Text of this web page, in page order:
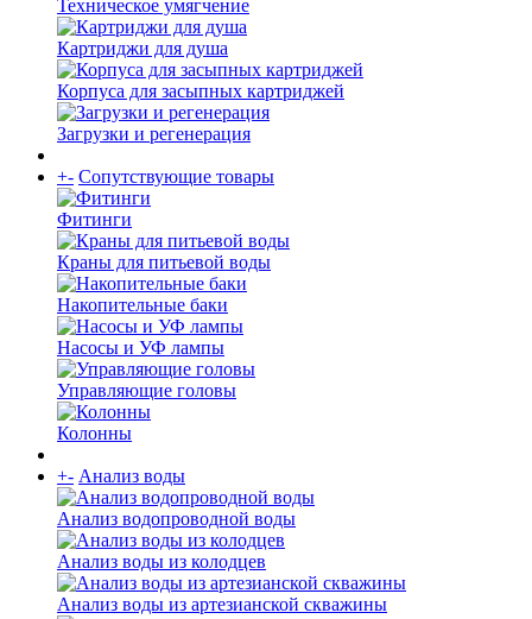
Техническое умягчение
Картриджи для душа
Корпуса для засыпных картриджей
Загрузки и регенерация
+- Сопутствующие товары
Фитинги
Краны для питьевой воды
Накопительные баки
Насосы и УФ лампы
Управляющие головы
Колонны
+- Анализ воды
Анализ водопроводной воды
Анализ воды из колодцев
Анализ воды из артезианской скважины